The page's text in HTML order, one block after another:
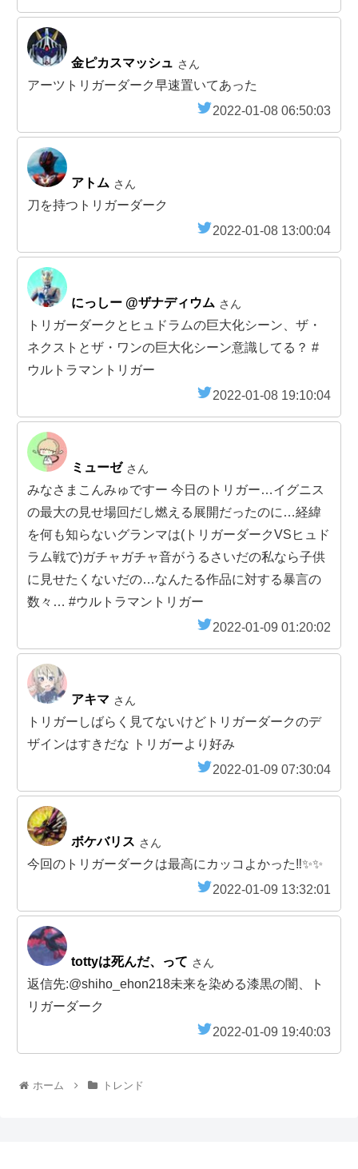
金ピカスマッシュ さん
アーツトリガーダーク早速置いてあった
2022-01-08 06:50:03
アトム さん
刀を持つトリガーダーク
2022-01-08 13:00:04
にっしー @ザナディウム さん
トリガーダークとヒュドラムの巨大化シーン、ザ・
ネクストとザ・ワンの巨大化シーン意識してる？ #
ウルトラマントリガー
2022-01-08 19:10:04
ミューゼ さん
みなさまこんみゅですー 今日のトリガー…イグニス
の最大の見せ場回だし燃える展開だったのに…経緯
を何も知らないグランマは(トリガーダークVSヒュド
ラム戦で)ガチャガチャ音がうるさいだの私なら子供
に見せたくないだの…なんたる作品に対する暴言の
数々… #ウルトラマントリガー
2022-01-09 01:20:02
アキマ さん
トリガーしばらく見てないけどトリガーダークのデ
ザインはすきだな トリガーより好み
2022-01-09 07:30:04
ボケバリス さん
今回のトリガーダークは最高にカッコよかった‼️✨✨
2022-01-09 13:32:01
tottyは死んだ、って さん
返信先:@shiho_ehon218未来を染める漆黒の闇、ト
リガーダーク
2022-01-09 19:40:03
ホーム トレンド